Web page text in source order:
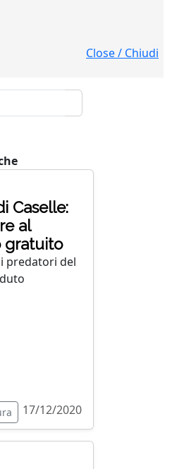
Close / Chiudi
Caselle:
al
gratuito
predatori del
17/12/2020